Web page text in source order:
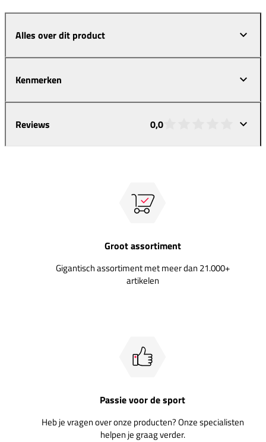
Alles over dit product
Kenmerken
Reviews 0,0
Groot assortiment
Gigantisch assortiment met meer dan 21.000+
artikelen
Passie voor de sport
Heb je vragen over onze producten? Onze specialisten
helpen je graag verder.